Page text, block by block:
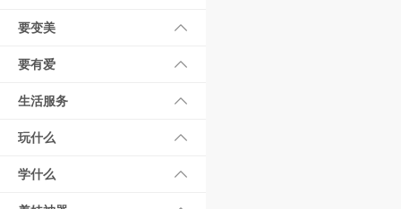
要变美
要有爱
生活服务
玩什么
学什么